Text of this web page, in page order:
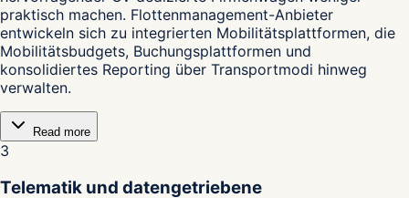
praktisch machen. Flottenmanagement-Anbieter
entwickeln sich zu integrierten Mobilitätsplattformen, die
Mobilitätsbudgets, Buchungsplattformen und
konsolidiertes Reporting über Transportmodi hinweg
verwalten.
Read more
3
Telematik und datengetriebene